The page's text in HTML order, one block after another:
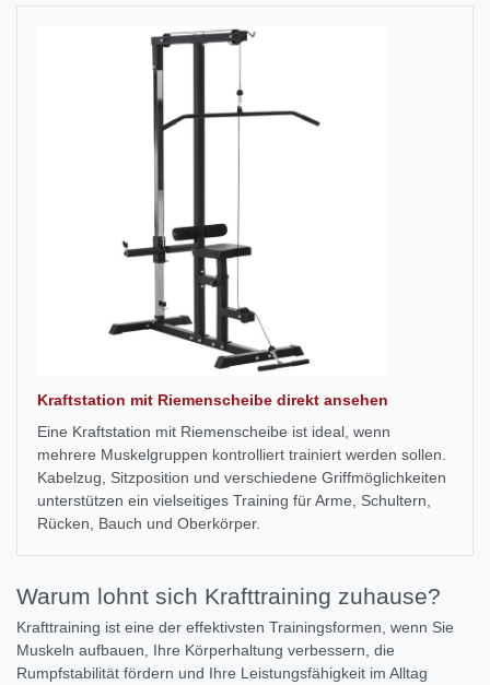
Kraftstation mit Riemenscheibe direkt ansehen
Eine Kraftstation mit Riemenscheibe ist ideal, wenn
mehrere Muskelgruppen kontrolliert trainiert werden sollen.
Kabelzug, Sitzposition und verschiedene Griffmöglichkeiten
unterstützen ein vielseitiges Training für Arme, Schultern,
Rücken, Bauch und Oberkörper.
Warum lohnt sich Krafttraining zuhause?
Krafttraining ist eine der effektivsten Trainingsformen, wenn Sie
Muskeln aufbauen, Ihre Körperhaltung verbessern, die
Rumpfstabilität fördern und Ihre Leistungsfähigkeit im Alltag